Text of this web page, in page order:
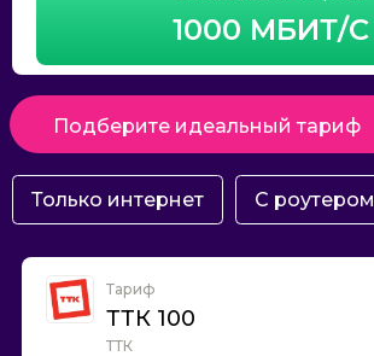
1000 МБИТ/С
Подберите идеальный тариф
Только интернет С роутером
Тариф
ТТК 100
ТТК